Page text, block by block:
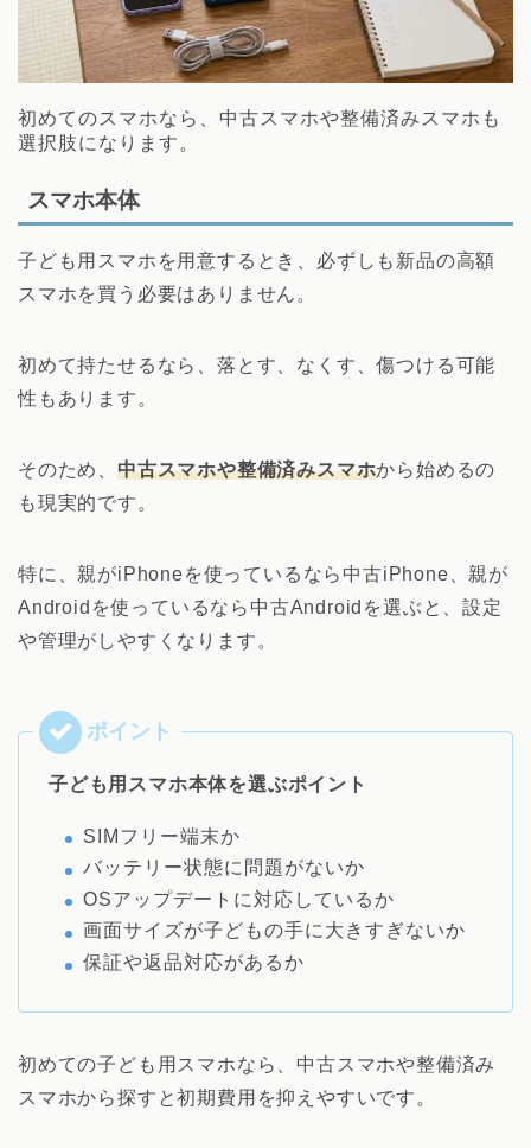
初めてのスマホなら、中古スマホや整備済みスマホも
選択肢になります。
スマホ本体
子ども用スマホを用意するとき、必ずしも新品の高額
スマホを買う必要はありません。
初めて持たせるなら、落とす、なくす、傷つける可能
性もあります。
そのため、 中古スマホや整備済みスマホから始めるの
も現実的です。
特に、親がiPhoneを使っているなら中古iPhone、親が
Androidを使っているなら中古Androidを選ぶと、設定
や管理がしやすくなります。
子ども用スマホ本体を選ぶポイント
SIMフリー端末か
バッテリー状態に問題がないか
OSアップデートに対応しているか
画面サイズが子どもの手に大きすぎないか
保証や返品対応があるか
初めての子ども用スマホなら、中古スマホや整備済み
スマホから探すと初期費用を抑えやすいです。